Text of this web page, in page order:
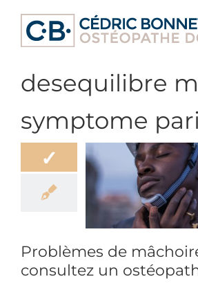
contenu
desequilibre
symptome
✓
: consultez un
Problèmes de
consultez un